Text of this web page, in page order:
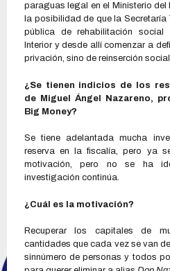
paraguas legal en el Ministerio del
la posibilidad de que la
pública de rehabilitación social
Interior y desde allí comenzar a
privación, sino de reinserción
¿Se tienen indicios de los
de Miguel Ángel Nazareno,
Big Money?
Se tiene adelantada mucha
reserva en la fiscalía, pero ya
motivación, pero no se ha
investigación continúa.
¿Cuál es la motivación?
Recuperar los capitales de
cantidades que cada vez se van
sinnúmero de personas y todos